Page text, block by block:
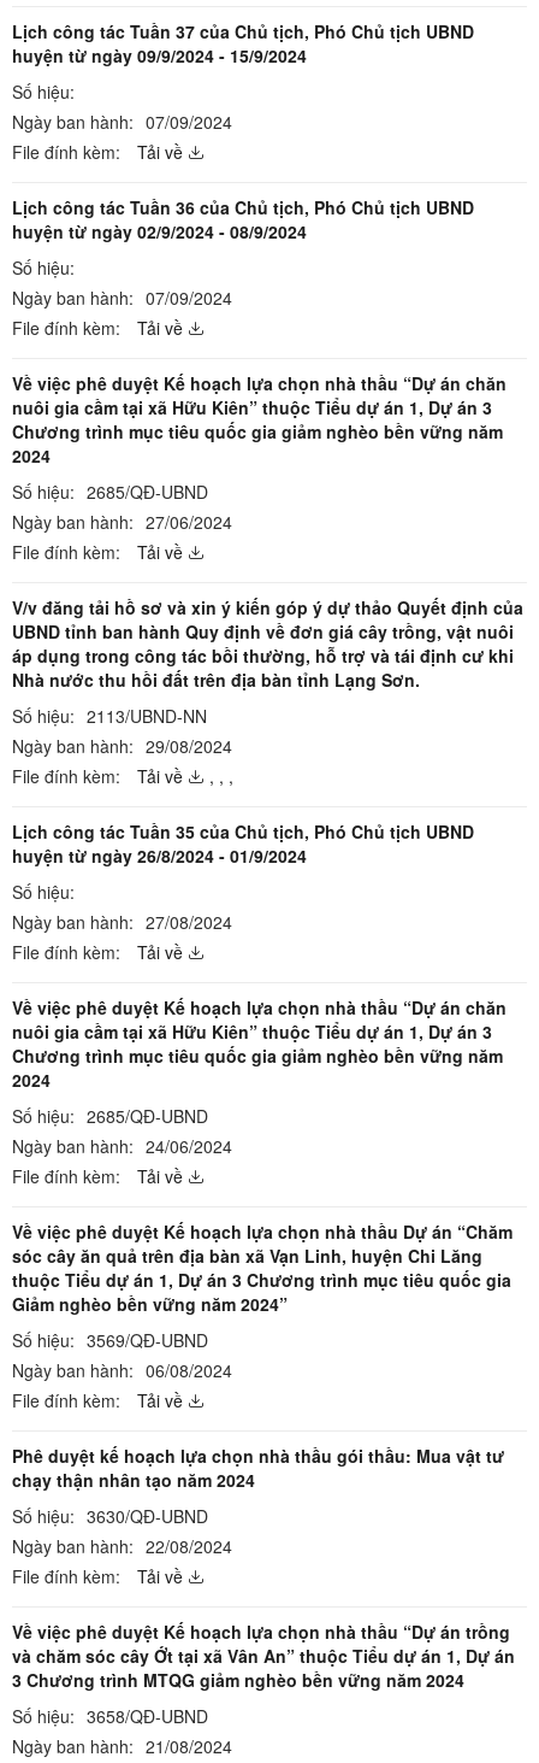
Lịch công tác Tuần 37 của Chủ tịch, Phó Chủ tịch UBND
huyện từ ngày 09/9/2024 - 15/9/2024
Số hiệu:
Ngày ban hành: 07/09/2024
File đính kèm:
Tải về
Lịch công tác Tuần 36 của Chủ tịch, Phó Chủ tịch UBND
huyện từ ngày 02/9/2024 - 08/9/2024
Số hiệu:
Ngày ban hành: 07/09/2024
File đính kèm:
Tải về
Về việc phê duyệt Kế hoạch lựa chọn nhà thầu “Dự án chăn
nuôi gia cầm tại xã Hữu Kiên” thuộc Tiểu dự án 1, Dự án 3
Chương trình mục tiêu quốc gia giảm nghèo bền vững năm
2024
Số hiệu: 2685/QĐ-UBND
Ngày ban hành: 27/06/2024
File đính kèm:
Tải về
V/v đăng tải hồ sơ và xin ý kiến góp ý dự thảo Quyết định của
UBND tỉnh ban hành Quy định về đơn giá cây trồng, vật nuôi
áp dụng trong công tác bồi thường, hỗ trợ và tái định cư khi
Nhà nước thu hồi đất trên địa bàn tỉnh Lạng Sơn.
Số hiệu: 2113/UBND-NN
Ngày ban hành: 29/08/2024
File đính kèm:
Tải về , , ,
Lịch công tác Tuần 35 của Chủ tịch, Phó Chủ tịch UBND
huyện từ ngày 26/8/2024 - 01/9/2024
Số hiệu:
Ngày ban hành: 27/08/2024
File đính kèm:
Tải về
Về việc phê duyệt Kế hoạch lựa chọn nhà thầu “Dự án chăn
nuôi gia cầm tại xã Hữu Kiên” thuộc Tiểu dự án 1, Dự án 3
Chương trình mục tiêu quốc gia giảm nghèo bền vững năm
2024
Số hiệu: 2685/QĐ-UBND
Ngày ban hành: 24/06/2024
File đính kèm:
Tải về
Về việc phê duyệt Kế hoạch lựa chọn nhà thầu Dự án “Chăm
sóc cây ăn quả trên địa bàn xã Vạn Linh, huyện Chi Lăng
thuộc Tiểu dự án 1, Dự án 3 Chương trình mục tiêu quốc gia
Giảm nghèo bền vững năm 2024”
Số hiệu: 3569/QĐ-UBND
Ngày ban hành: 06/08/2024
File đính kèm:
Tải về
Phê duyệt kế hoạch lựa chọn nhà thầu gói thầu: Mua vật tư
chạy thận nhân tạo năm 2024
Số hiệu: 3630/QĐ-UBND
Ngày ban hành: 22/08/2024
File đính kèm:
Tải về
Về việc phê duyệt Kế hoạch lựa chọn nhà thầu “Dự án trồng
và chăm sóc cây Ớt tại xã Vân An” thuộc Tiểu dự án 1, Dự án
3 Chương trình MTQG giảm nghèo bền vững năm 2024
Số hiệu: 3658/QĐ-UBND
Ngày ban hành: 21/08/2024